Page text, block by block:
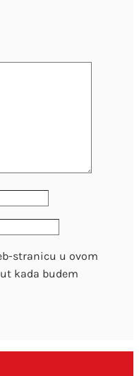
stranicu u ovom
kada budem